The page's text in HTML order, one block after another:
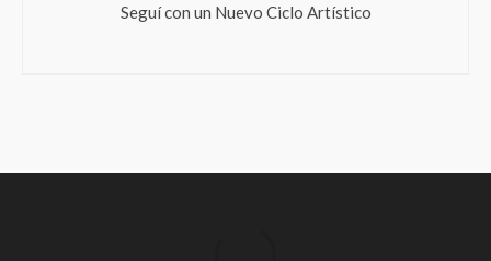
Seguí con un Nuevo Ciclo Artístico